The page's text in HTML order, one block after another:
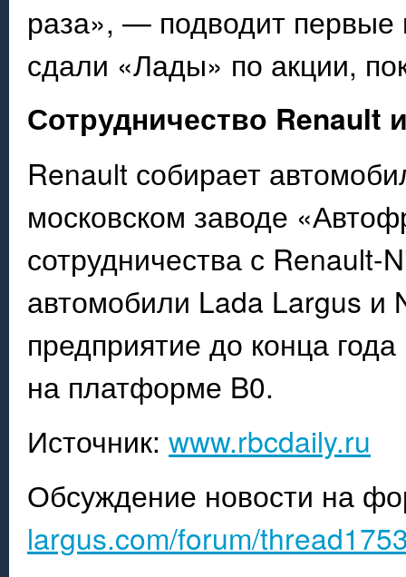
раза», — подводит первые
сдали «Лады» по акции,
Сотрудничество Renault
Renault собирает
московском заводе
сотрудничества с
автомобили Lada Largus и
предприятие до конца
на платформе B0.
Источник: www.rbcdaily.ru
Обсуждение новости на
largus.com/forum/